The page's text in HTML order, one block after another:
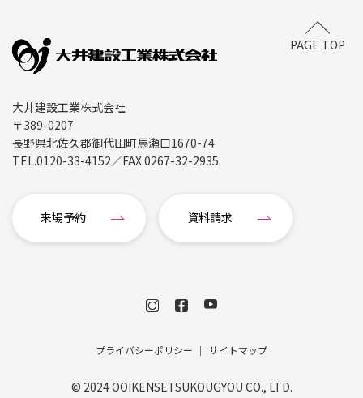
PAGE TOP
大井建設工業株式会社
〒389-0207
長野県北佐久郡御代田町馬瀬口1670-74
TEL.0120-33-4152／FAX.0267-32-2935
来場予約 資料請求
プライバシーポリシー サイトマップ
© 2024 OOIKENSETSUKOUGYOU CO., LTD.